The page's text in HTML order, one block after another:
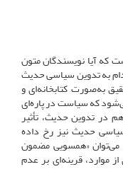
که آیا نویسندگان متون
به تدوین سیاسی حدیث
به‌صورت کتابخانه‌ای و
که سیاست در پاره‌ای
در تدوین حدیث، تأثیر
حدیث نیز رخ داده
«همسویی مضمون
موارد، قرینه‌ای بر عدم